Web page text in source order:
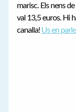
marisc. Els nens
val 13,5 euros. Hi
canalla! Us en